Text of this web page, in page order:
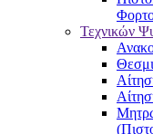
Τεχνικών